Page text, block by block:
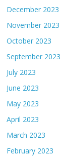
December 2023
November 2023
October 2023
September 2023
July 2023
June 2023
May 2023
April 2023
March 2023
February 2023